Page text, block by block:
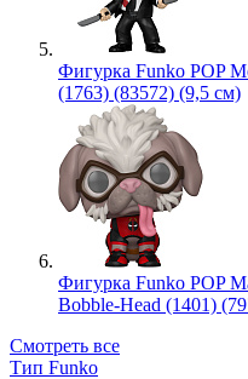
Фигурка Funko POP
(1763) (83572) (9,5 см)
Фигурка Funko POP
Bobble-Head (1401)
Смотреть все
Тип Funko